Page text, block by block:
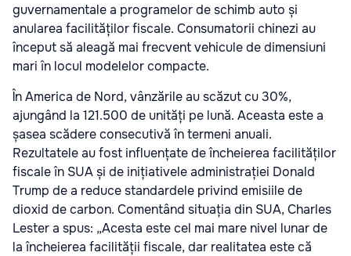
guvernamentale a programelor de schimb auto și
anularea facilităților fiscale. Consumatorii chinezi au
început să aleagă mai frecvent vehicule de dimensiuni
mari în locul modelelor compacte.
În America de Nord, vânzările au scăzut cu 30%,
ajungând la 121.500 de unități pe lună. Aceasta este a
șasea scădere consecutivă în termeni anuali.
Rezultatele au fost influențate de încheierea facilităților
fiscale în SUA și de inițiativele administrației Donald
Trump de a reduce standardele privind emisiile de
dioxid de carbon. Comentând situația din SUA, Charles
Lester a spus: „Acesta este cel mai mare nivel lunar de
la încheierea facilității fiscale, dar realitatea este că